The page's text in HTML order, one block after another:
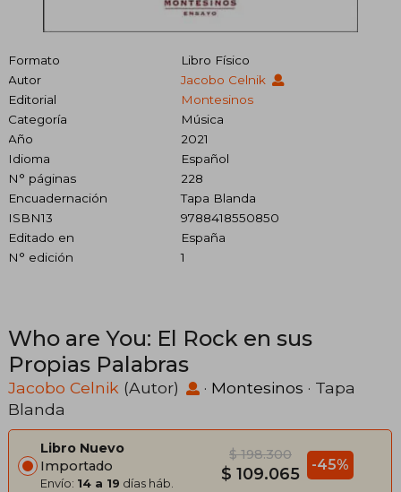
Formato
Libro Físico
Autor
Jacobo Celnik
Editorial
Montesinos
Categoría
Música
Año
2021
Idioma
Español
N° páginas
228
Encuadernación
Tapa Blanda
ISBN13
9788418550850
Editado en
España
N° edición
1
Who are You: El Rock en sus
Propias Palabras
Jacobo Celnik (Autor) · Montesinos · Tapa
Blanda
Libro Nuevo
Importado
Envío: 14 a 19 días háb.
$ 198.300
$ 109.065 -45%